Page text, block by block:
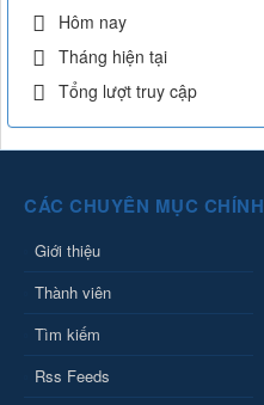
Hôm nay
Tháng hiện tại
Tổng lượt truy cập
CÁC CHUYÊN MỤC CHÍNH
Giới thiệu
Thành viên
Tìm kiếm
Rss Feeds